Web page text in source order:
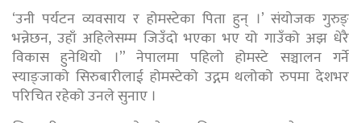
‘उनी पर्यटन व्यवसाय र होमस्टेका पिता हुन् ।’ संयोजक गुरुङ्
भन्नेछन, उहाँ अहिलेसम्म जिउँदो भएका भए यो गाउँको अझ धेरै
विकास हुनेथियो ।” नेपालमा पहिलो होमस्टे सञ्चालन गर्ने
स्याङ्जाको सिरुबारीलाई होमस्टेको उद्गम थलोको रुपमा देशभर
परिचित रहेको उनले सुनाए ।